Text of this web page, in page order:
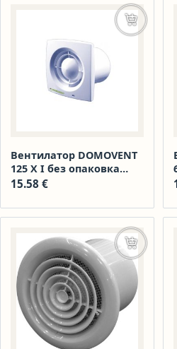
Вентилатор DOMOVENT
125 Х I без опаковка
50296 стожи
15.58 €
Добавяне